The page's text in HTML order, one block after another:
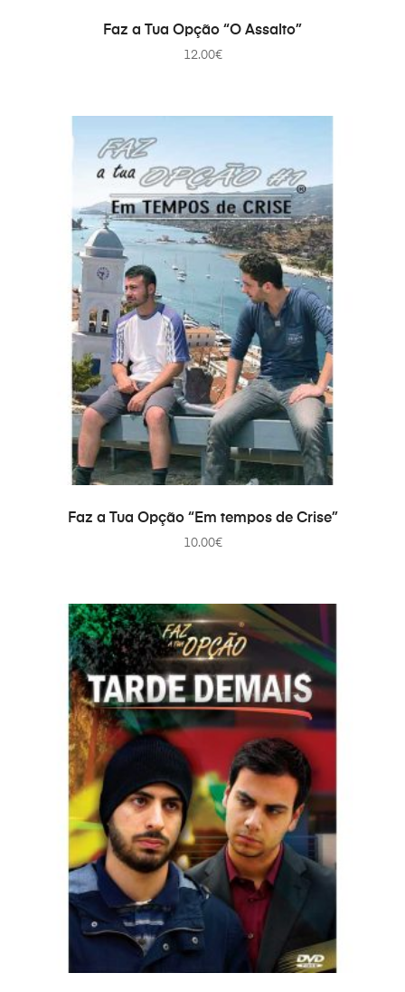
ADICIONAR
Faz a Tua Opção “O Assalto”
12.00€
ADICIONAR
Faz a Tua Opção “Em tempos de Crise”
10.00€